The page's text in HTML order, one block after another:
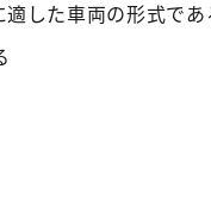
した車両の形式であ